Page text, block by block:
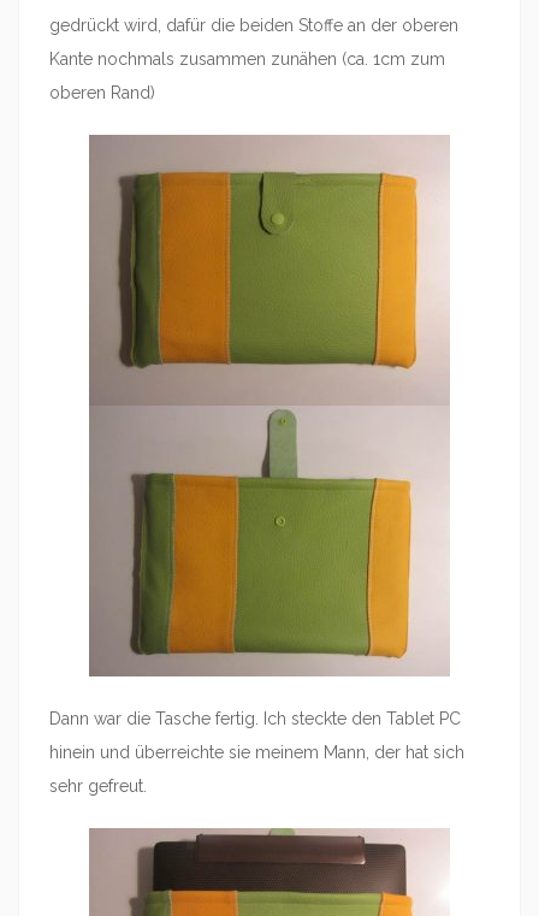
gedrückt wird, dafür die beiden Stoffe an der oberen
Kante nochmals zusammen zunähen (ca. 1cm zum
oberen Rand)
Dann war die Tasche fertig. Ich steckte den Tablet PC
hinein und überreichte sie meinem Mann, der hat sich
sehr gefreut.